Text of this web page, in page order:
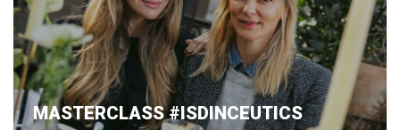
MASTERCLASS #ISDINCEUTICS